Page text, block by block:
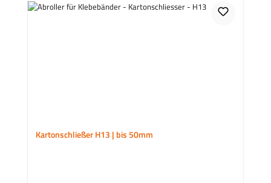
Kartonschließer H13 | bis 50mm